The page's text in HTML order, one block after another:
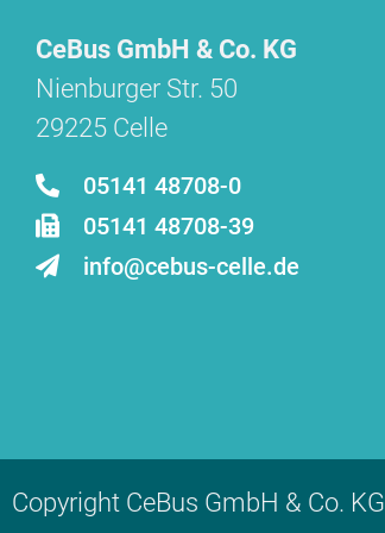
CeBus GmbH & Co. KG
Nienburger Str. 50
29225 Celle
05141 48708-0
05141 48708-39
info@cebus-celle.de
Copyright CeBus GmbH & Co. KG